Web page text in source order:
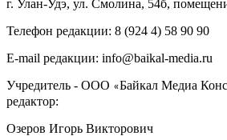
г. Улан-Удэ, ул. Смолина, 54б,
Телефон редакции: ‎‎8 (924 4) 58 90 90
E-mail редакции: info@baikal-media.ru
Учредитель - ООО «Байкал Медиа
редактор:
Озеров Игорь Викторович